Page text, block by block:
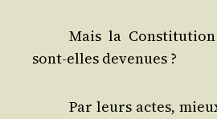
Mais la
sont-elles devenues ?
Par leurs actes,